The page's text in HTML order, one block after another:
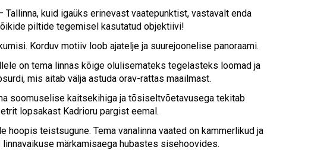
kuid igaüks erinevast vaatepunktist, vastavalt enda
piltide tegemisel kasutatud objektiivi!
Korduv motiiv loob ajatelje ja suurejoonelise panoraami.
on tema linnas kõige olulisemateks tegelasteks loomad ja
mis aitab välja astuda orav-rattas maailmast.
soomuselise kaitsekihiga ja tõsiseltvõetavusega tekitab
lopsakast Kadrioru pargist eemal.
hoopis teistsugune. Tema vanalinna vaated on kammerlikud ja
märkamisaega hubastes sisehoovides.